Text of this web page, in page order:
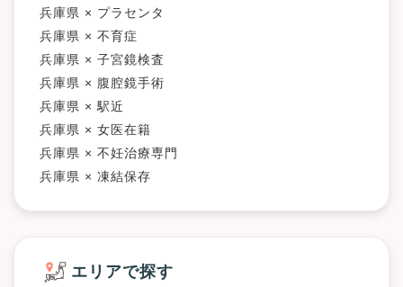
兵庫県 × プラセンタ
兵庫県 × 不育症
兵庫県 × 子宮鏡検査
兵庫県 × 腹腔鏡手術
兵庫県 × 駅近
兵庫県 × 女医在籍
兵庫県 × 不妊治療専門
兵庫県 × 凍結保存
エリアで探す